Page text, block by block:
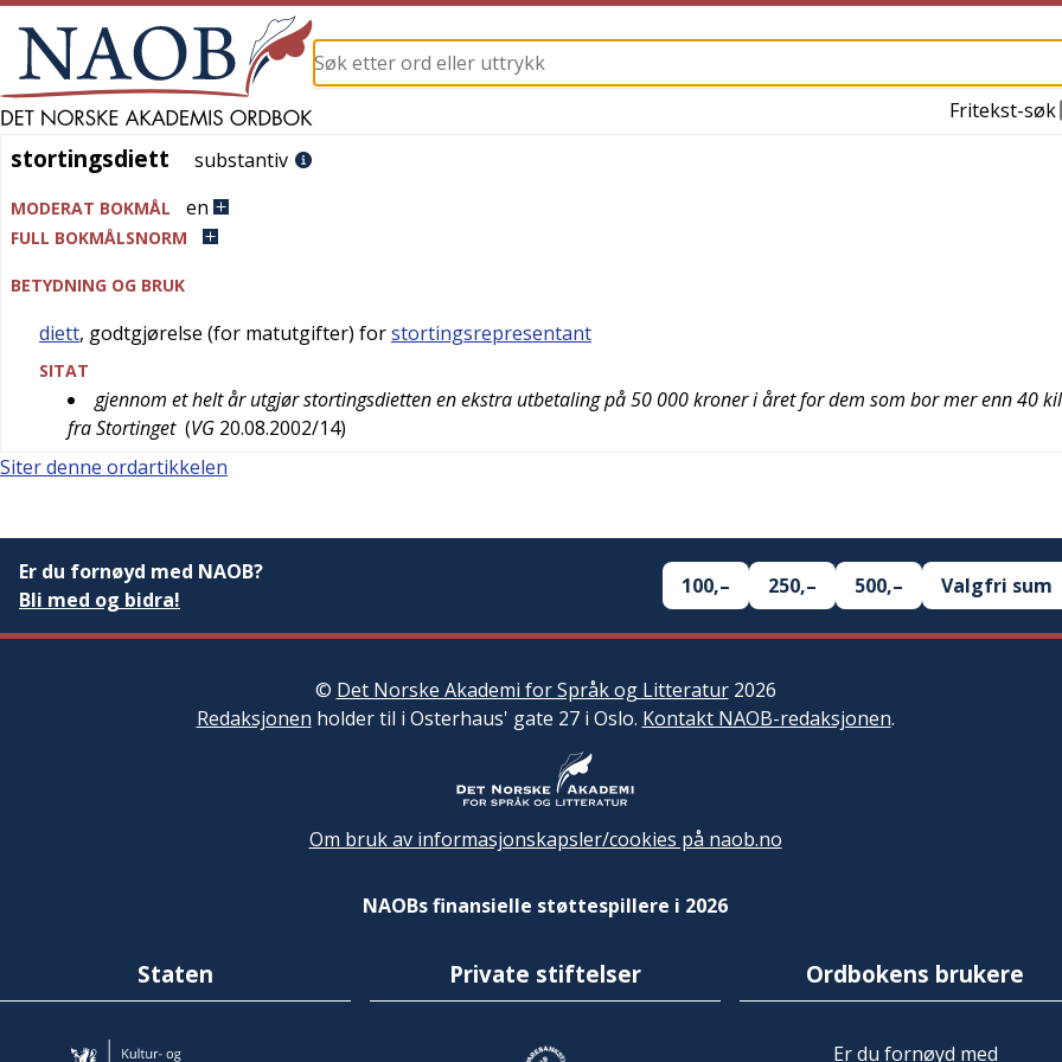
Fritekst-søk
stortingsdiett
stortingsdiett substantiv
MODERAT BOKMÅL en
FULL BOKMÅLSNORM
BETYDNING OG BRUK
diett, godtgjørelse (for matutgifter) forstortingsrepresentant
SITAT
gjennom et helt år utgjør stortingsdietten en ekstra utbetaling på 50 000 kroner i året for dem som bor mer enn 40
fra Stortinget (VG 20.08.2002/14)
Siter denne ordartikkelen
Er du fornøyd med NAOB?
Bli med og bidra!
100,– 250,– 500,– Valgfri sum
© Det Norske Akademi for Språk og Litteratur2026
Redaksjonen holder til i Osterhaus' gate 27 i Oslo. Kontakt NAOB-redaksjonen.
Om bruk av informasjonskapsler/cookies på naob.no
NAOBs finansielle støttespillere i 2026
Staten Private stiftelser Ordbokens brukere
Er du fornøyd med